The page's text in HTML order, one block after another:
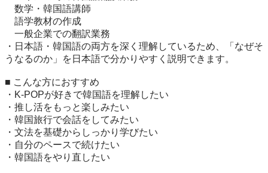
数学・韓国語講師
語学教材の作成
一般企業での翻訳業務
・日本語・韓国語の両方を深く理解しているため、「なぜそ
うなるのか」を日本語で分かりやすく説明できます。
■ こんな方におすすめ
・K-POPが好きで韓国語を理解したい
・推し活をもっと楽しみたい
・韓国旅行で会話をしてみたい
・文法を基礎からしっかり学びたい
・自分のペースで続けたい
・韓国語をやり直したい